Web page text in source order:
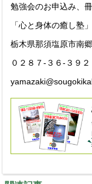
勉強会のお申込み、
「心と身体の癒し
栃木県那須塩原市南
０２８７-３６-３９２